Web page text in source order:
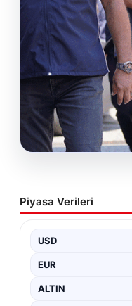
05.08.2026
Son dakika…
Karatepe’den
Afyonkarahisar,
müdürlüklerince
Piyasa Verileri
USD
EUR
ALTIN